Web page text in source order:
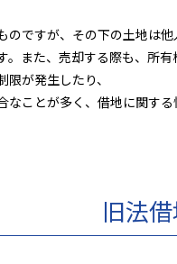
のですが、その下の土地は
。また、売却する際も、所
が発生したり、
なことが多く、借地に関する
旧法